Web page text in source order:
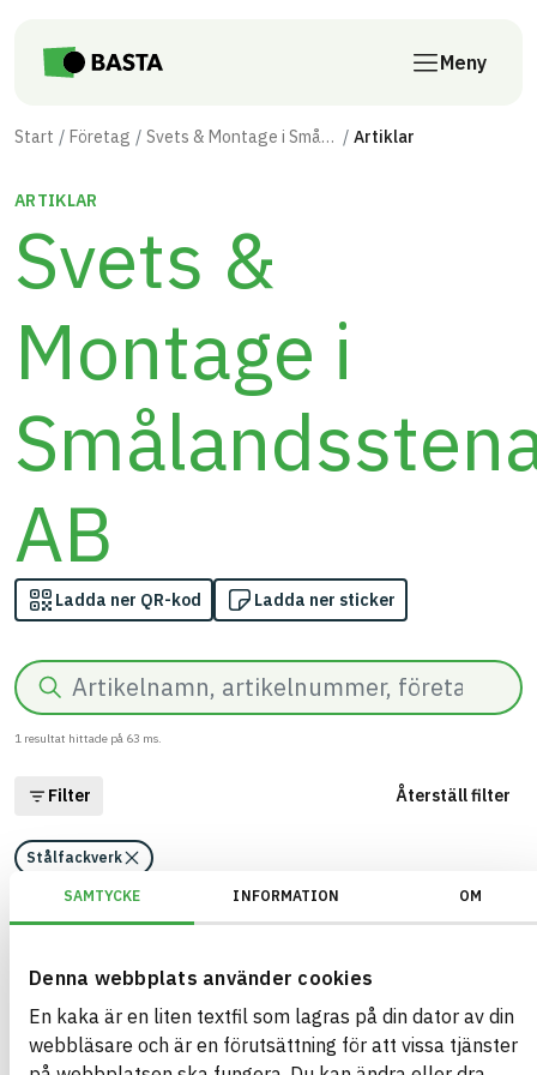
SAMTYCKE INFORMATION OM
Denna webbplats använder cookies
En kaka är en liten textfil som lagras på din dator av din
webbläsare och är en förutsättning för att vissa tjänster
Meny
Start Företag Svets & Montage i Smålandsstenar AB Artiklar
ARTIKLAR
Svets &
Montage i
AB
Ladda ner QR-kod Ladda ner sticker
Sök
1 resultat hittade på 63 ms.
Filter Återställ filter
Stålfackverk
Stålfackverk
Orderstyrd produkt
BK04-KOD
10002Takstolar
Svets & Montage i
Smålandsstenar AB
BASTA ID
461841